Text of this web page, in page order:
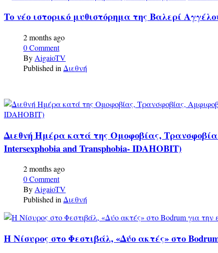
Το νέο ιστορικό μυθιστόρημα της Βαλερί
2 months ago
0 Comment
By AigaioTV
Published in Διεθνή
Διεθνή Ημέρα κατά της Ομοφοβίας,
Intersexphobia and Transphobia- IDAHOBIT)
2 months ago
0 Comment
ByAigaioTV
Published inΔιεθνή
Η Νίσυρος στο Φεστιβάλ, «Δύο ακτές» στο